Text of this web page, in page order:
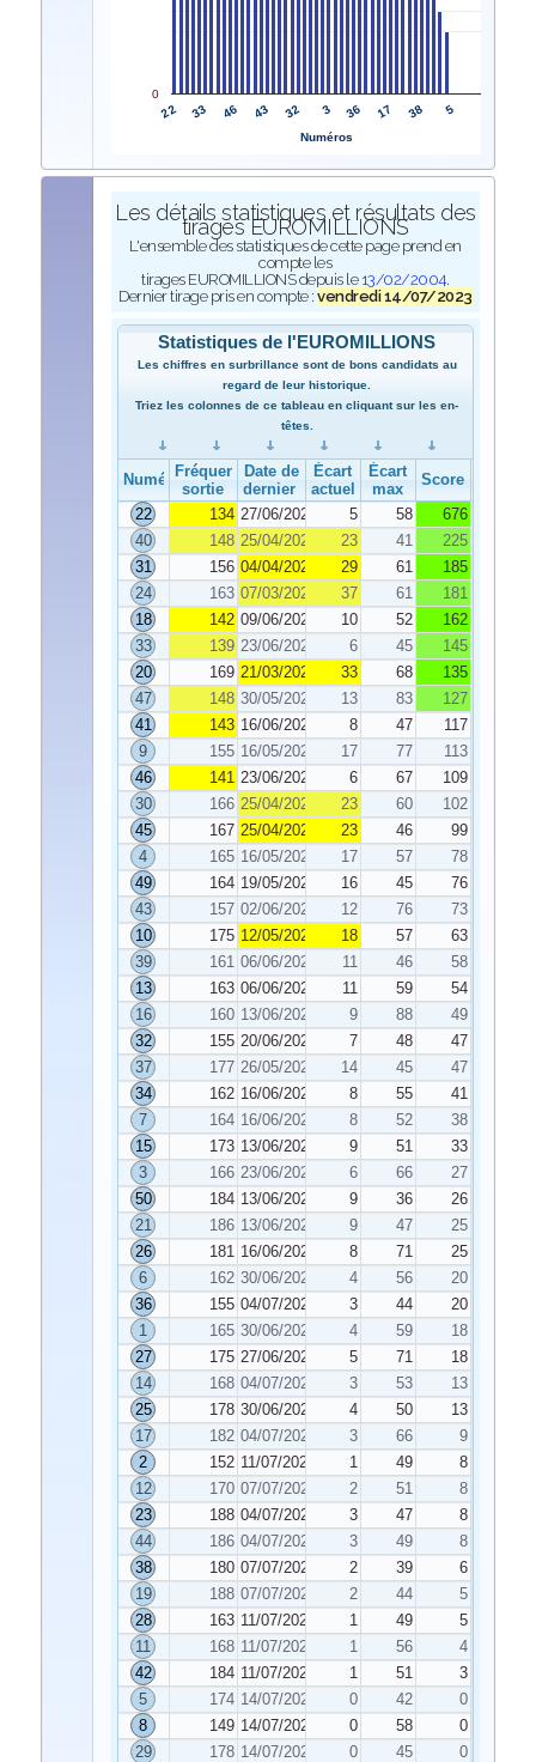
22 33 46 43 32 3 36 17 38 5
0
Numéros
Les détails statistiques et résultats des
tirages EUROMILLIONS
L'ensemble des statistiques de cette page prend en
compte les
tirages EUROMILLIONS depuis le 13/02/2004.
Dernier tirage pris en compte :vendredi 14/07/2023
Statistiques de l'EUROMILLIONS
Les chiffres en surbrillance sont de bons candidats au
regard de leur historique.
Triez les colonnes de ce tableau en cliquant sur les en-
têtes.
NuméroFréquence de
sortie
Date de
dernier tirage
Écart
actuel
Écart
max
Score
22
134 27/06/2023 5 58
676
40
148 25/04/2023 23 41
225
31
156 04/04/2023 29 61
185
24
163 07/03/2023 37 61
181
18
142 09/06/2023 10 52
162
33
139 23/06/2023 6 45
145
20
169 21/03/2023 33 68
135
47
148 30/05/2023 13 83
127
41
143 16/06/2023 8 47
117
9
155 16/05/2023 17 77
113
46
141 23/06/2023 6 67
109
30
166 25/04/2023 23 60
102
45
167 25/04/2023 23 46
99
4
165 16/05/2023 17 57
78
49
164 19/05/2023 16 45
76
43
157 02/06/2023 12 76
73
10
175 12/05/2023 18 57
63
39
161 06/06/2023 11 46
58
13
163 06/06/2023 11 59
54
16
160 13/06/2023 9 88
49
32
155 20/06/2023 7 48
47
37
177 26/05/2023 14 45
47
34
162 16/06/2023 8 55
41
7
164 16/06/2023 8 52
38
15
173 13/06/2023 9 51
33
3
166 23/06/2023 6 66
27
50
184 13/06/2023 9 36
26
21
186 13/06/2023 9 47
25
26
181 16/06/2023 8 71
25
6
162 30/06/2023 4 56
20
36
155 04/07/2023 3 44
20
1
165 30/06/2023 4 59
18
27
175 27/06/2023 5 71
18
14
168 04/07/2023 3 53
13
25
178 30/06/2023 4 50
13
17
182 04/07/2023 3 66
9
2
152 11/07/2023 1 49
8
12
170 07/07/2023 2 51
8
23
188 04/07/2023 3 47
8
44
186 04/07/2023 3 49
8
38
180 07/07/2023 2 39
6
19
188 07/07/2023 2 44
5
28
163 11/07/2023 1 49
5
11
168 11/07/2023 1 56
4
42
184 11/07/2023 1 51
3
5
174 14/07/2023 0 42
0
8
149 14/07/2023 0 58
0
29
178 14/07/2023 0 45
0